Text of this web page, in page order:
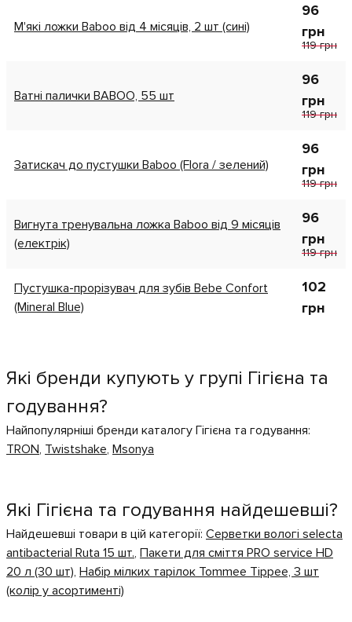
М'які ложки Baboo від 4 місяців, 2 шт (сині)
96
грн
119 грн
Ватні палички BABOO, 55 шт
96
грн
119 грн
Затискач до пустушки Baboo (Flora / зелений)
96
грн
119 грн
Вигнута тренувальна ложка Baboo від 9 місяців
(електрік)
96
грн
119 грн
Пустушка-прорізувач для зубів Bebe Confort
(Mineral Blue)
102
грн
Які бренди купують у групі Гігієна та
годування?
Найпопулярніші бренди каталогу Гігієна та годування:
TRON, Twistshake, Msonya
Які Гігієна та годування найдешевші?
Найдешевші товари в цій категорії: Серветки вологі selecta
antibacterial Ruta 15 шт., Пакети для сміття PRO service HD
20 л (30 шт), Набір мілких тарілок Tommee Tippee, 3 шт
(колір у асортименті)